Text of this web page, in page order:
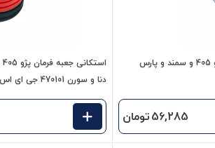
پلنجر ( بوش هلالی جعبه فرمان ) پژو 405 و سمند و پارس
56,285تومان
دنا و سورن 470101 جی ای اس پی